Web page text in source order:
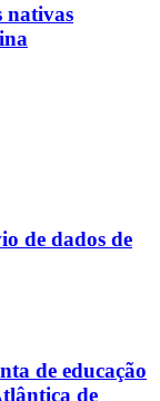
nativas
de dados de
de educação
de